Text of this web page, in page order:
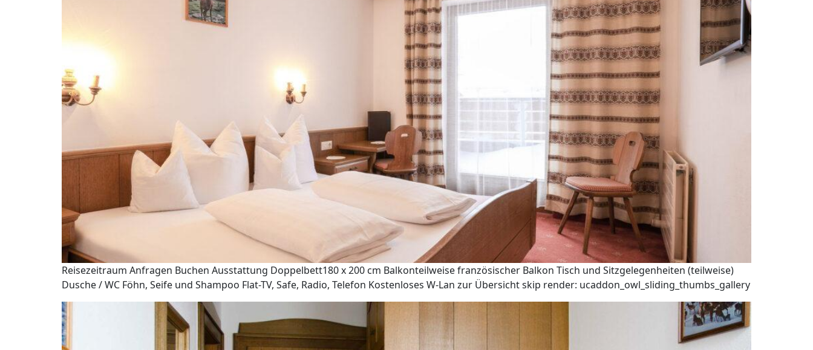
Reisezeitraum Anfragen Buchen Ausstattung Doppelbett180 x 200 cm Balkonteilweise französischer Balkon Tisch und Sitzgelegenheiten (teilweise)
Dusche / WC Föhn, Seife und Shampoo Flat-TV, Safe, Radio, Telefon Kostenloses W-Lan zur Übersicht skip render: ucaddon_owl_sliding_thumbs_gallery